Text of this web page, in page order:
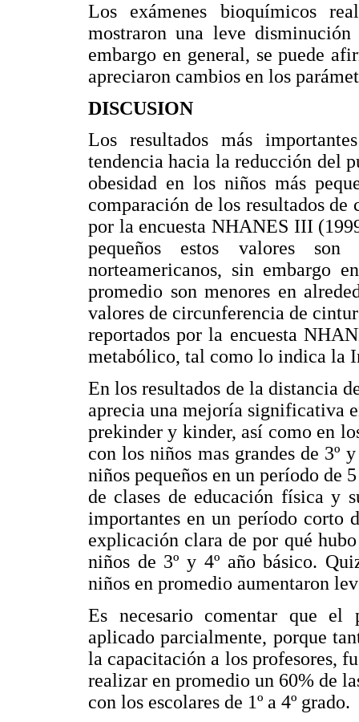
Los exámenes bioquímicos
mostraron una leve
embargo en general, se puede
apreciaron cambios en los
DISCUSION
Los resultados más
tendencia hacia la reducción del
obesidad en los niños más
comparación de los resultados
por la encuesta NHANES III
pequeños estos valores
norteamericanos, sin embargo
promedio son menores en
valores de circunferencia de
reportados por la encuesta
metabólico, tal como lo indica la
En los resultados de la distancia
aprecia una mejoría significativa
prekinder y kinder, así como en
con los niños mas grandes de 3º
niños pequeños en un período de
de clases de educación física y
importantes en un período corto
explicación clara de por qué
niños de 3º y 4º año básico.
niños en promedio aumentaron
Es necesario comentar que el
aplicado parcialmente, porque
la capacitación a los profesores,
realizar en promedio un 60% de
con los escolares de 1º a 4º grado.